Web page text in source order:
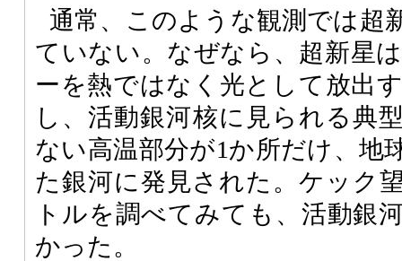
通常、このような観測では超
ていない。なぜなら、超新星
ーを熱ではなく光として放出
し、活動銀河核に見られる典
ない高温部分が1か所だけ、地
た銀河に発見された。ケック
トルを調べてみても、活動銀
かった。